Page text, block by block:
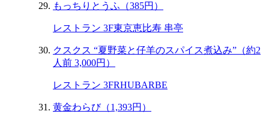
もっちりとうふ（385円）
レストラン 3F東京恵比寿 串亭
クスクス “夏野菜と仔羊のスパイス煮込み”（約2
人前 3,000円）
レストラン 3FRHUBARBE
黄金わらび（1,393円）